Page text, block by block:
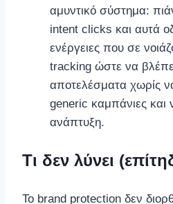
αμυντικό σύστημα:
intent clicks και αυτά
ενέργειες που σε
tracking ώστε να
αποτελέσματα χωρίς
generic καμπάνιες και
ανάπτυξη.
Τι δεν λύνει
Το brand protection δεν